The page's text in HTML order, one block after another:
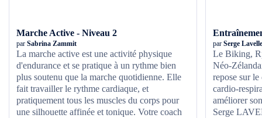
Marche Active - Niveau 2
par Sabrina Zammit
La marche active est une activité physique
d'endurance et se pratique à un rythme bien
plus soutenu que la marche quotidienne. Elle
fait travailler le rythme cardiaque, et
pratiquement tous les muscles du corps pour
une silhouette affinée et tonique. Votre coach
par Serge Lavelle
Le Biking,
Néo-
repose sur
cardio-
améliorer
Serge LAVELLE, Master